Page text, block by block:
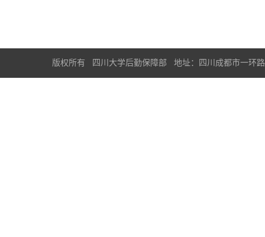
版权所有 四川大学后勤保障部 地址：四川成都市一环